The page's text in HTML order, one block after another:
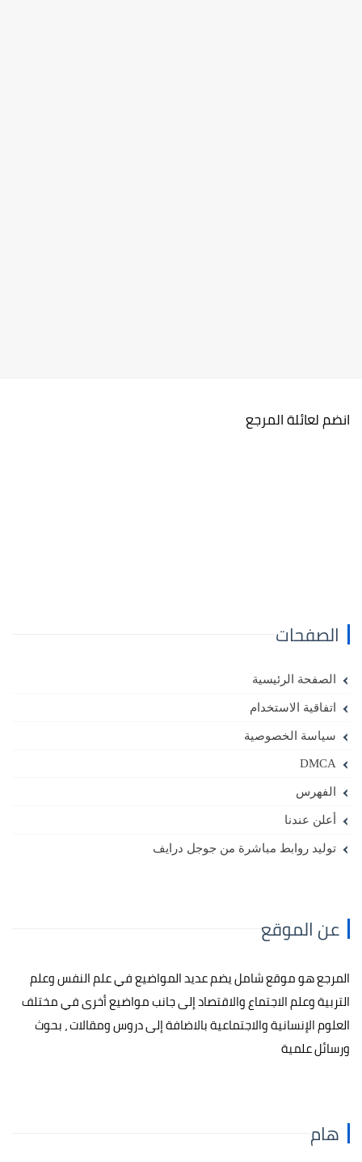
انضم لعائلة المرجع
الصفحات
الصفحة الرئيسية
اتفاقية الاستخدام
سياسة الخصوصية
DMCA
الفهرس
أعلن عندنا
توليد روابط مباشرة من جوجل درايف
عن الموقع
المرجع هو موقع شامل يضم عديد المواضيع في علم النفس وعلم
التربية وعلم الاجتماع والاقتصاد إلى جانب مواضيع أخرى في مختلف
العلوم الإنسانية والاجتماعية بالاضافة إلى دروس ومقالات ، بحوث
ورسائل علمية
هام